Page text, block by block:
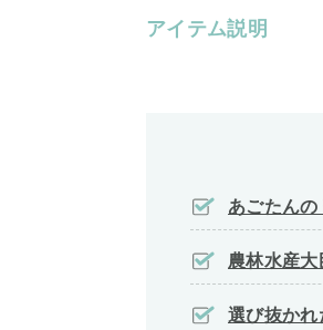
アイテム説明
あごたん
農林水産
選び抜かれ